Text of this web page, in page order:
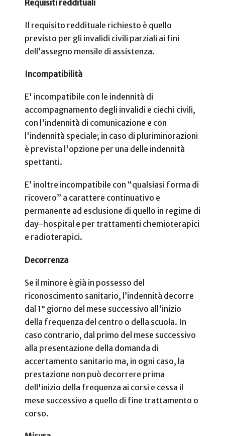
Requisiti reddituali
Il requisito reddituale richiesto è quello
previsto per gli invalidi civili parziali ai fini
dell’assegno mensile di assistenza.
Incompatibilità
E' incompatibile con le indennità di
accompagnamento degli invalidi e ciechi civili,
con l'indennità di comunicazione e con
l'indennità speciale; in caso di pluriminorazioni
è prevista l'opzione per una delle indennità
spettanti.
E’ inoltre incompatibile con “qualsiasi forma di
ricovero” a carattere continuativo e
permanente ad esclusione di quello in regime di
day-hospital e per trattamenti chemioterapici
e radioterapici.
Decorrenza
Se il minore è già in possesso del
riconoscimento sanitario, l’indennità decorre
dal 1° giorno del mese successivo all'inizio
della frequenza del centro o della scuola. In
caso contrario, dal primo del mese successivo
alla presentazione della domanda di
accertamento sanitario ma, in ogni caso, la
prestazione non può decorrere prima
dell'inizio della frequenza ai corsi e cessa il
mese successivo a quello di fine trattamento o
corso.